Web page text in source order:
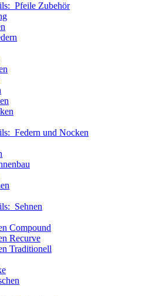
Pfeile Zubehör
Federn und Nocken
Sehnen
Compound
Recurve
Traditionell